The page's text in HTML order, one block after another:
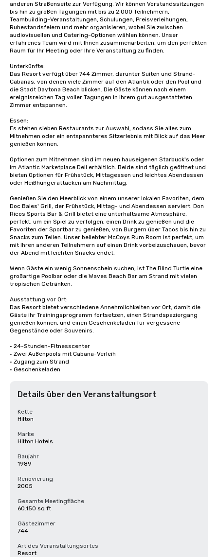
anderen Straßenseite zur Verfügung. Wir können Vorstandssitzungen
bis hin zu großen Tagungen mit bis zu 2.000 Teilnehmern,
Teambuilding-Veranstaltungen, Schulungen, Preisverleihungen,
Ruhestandsfeiern und mehr organisieren, wobei Sie zwischen
audiovisuellen und Catering-Optionen wählen können. Unser
erfahrenes Team wird mit Ihnen zusammenarbeiten, um den perfekten
Raum für Ihr Meeting oder Ihre Veranstaltung zu finden.
Unterkünfte:
Das Resort verfügt über 744 Zimmer, darunter Suiten und Strand-
Cabanas, von denen viele Zimmer auf den Atlantik oder den Pool und
die Stadt Daytona Beach blicken. Die Gäste können nach einem
ereignisreichen Tag voller Tagungen in ihrem gut ausgestatteten
Zimmer entspannen.
Essen:
Es stehen sieben Restaurants zur Auswahl, sodass Sie alles zum
Mitnehmen oder ein entspannteres Sitzerlebnis mit Blick auf das Meer
genießen können.
Optionen zum Mitnehmen sind im neuen hauseigenen Starbuck's oder
im Atlantic Marketplace Deli erhältlich. Beide sind täglich geöffnet und
bieten Optionen für Frühstück, Mittagessen und leichtes Abendessen
oder Heißhungerattacken am Nachmittag.
Genießen Sie den Meerblick von einem unserer lokalen Favoriten, dem
Doc Bales' Grill, der Frühstück, Mittag- und Abendessen serviert. Don
Ricos Sports Bar & Grill bietet eine unterhaltsame Atmosphäre,
perfekt, um ein Spiel zu verfolgen, einen Drink zu genießen und die
Favoriten der Sportbar zu genießen, von Burgern über Tacos bis hin zu
Snacks zum Teilen. Unser beliebter McCoys Rum Room ist perfekt, um
mit Ihren anderen Teilnehmern auf einen Drink vorbeizuschauen, bevor
der Abend mit leichten Snacks endet.
Wenn Gäste ein wenig Sonnenschein suchen, ist The Blind Turtle eine
großartige Poolbar oder die Waves Beach Bar am Strand mit vielen
tropischen Getränken.
Ausstattung vor Ort:
Das Resort bietet verschiedene Annehmlichkeiten vor Ort, damit die
Gäste ihr Trainingsprogramm fortsetzen, einen Strandspaziergang
genießen können, und einen Geschenkeladen für vergessene
Gegenstände oder Souvenirs.
• 24-Stunden-Fitnesscenter
• Zwei Außenpools mit Cabana-Verleih
• Zugang zum Strand
• Geschenkeladen
Details über den Veranstaltungsort
Kette
Hilton
Marke
Hilton Hotels
Baujahr
1989
Renovierung
2005
Gesamte Meetingfläche
60.150 sq ft
Gästezimmer
744
Art des Veranstaltungsortes
Resort